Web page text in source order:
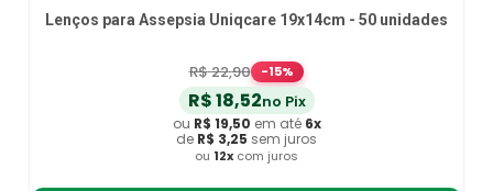
Lenços para Assepsia Uniqcare 19x14cm - 50 unidades
R$22,90 -15%
R$18,52no Pix
ou R$ 19,50 em até 6x
de R$ 3,25 sem juros
ou 12x com juros